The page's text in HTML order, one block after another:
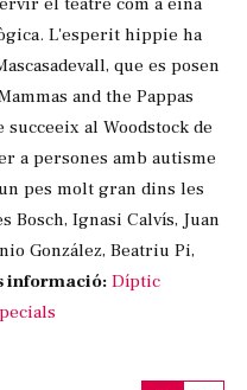
L'esperit hippie ha
que es posen
and the Pappas
al Woodstock de
a persones amb autisme
pes molt gran dins les
Bosch, Ignasi Calvís, Juan
González, Beatriu Pi,
informació: Díptic